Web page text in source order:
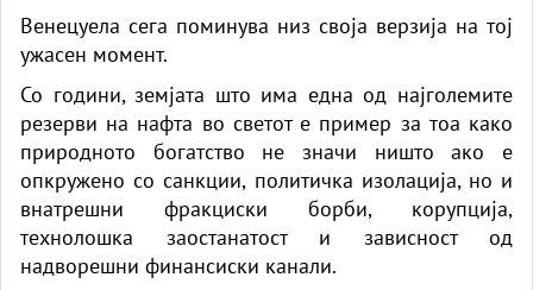
Венецуела сега поминува низ своја верзија на тој
ужасен момент.
Со години, земјата што има една од најголемите
резерви на нафта во светот е пример за тоа како
природното богатство не значи ништо ако е
опкружено со санкции, политичка изолација, но и
внатрешни фракциски борби, корупција,
технолошка заостанатост и зависност од
надворешни финансиски канали.